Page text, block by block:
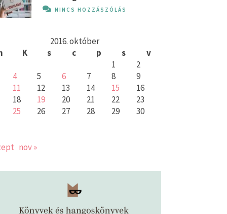
NINCS HOZZÁSZÓLÁS
2016. október
K s c p s
v
1
2
4
5 6 7 8
9
11
12 13 14 15
16
18
19 20 21 22
23
25
26 27 28 29 30
nov »